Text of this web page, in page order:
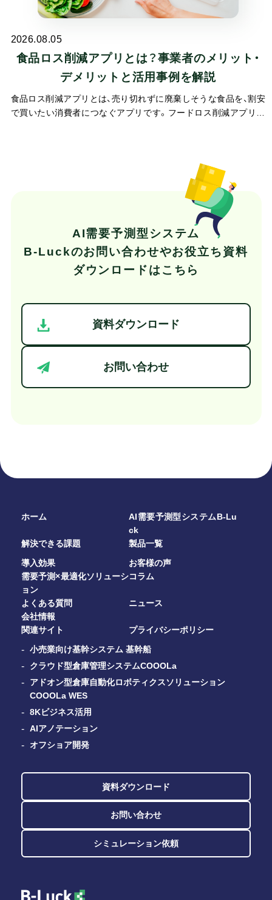
2026.08.05
食品ロス削減アプリとは？事業者のメリット・
デメリットと活用事例を解説
食品ロス削減アプリとは、売り切れずに廃棄しそうな食品を、割安
で買いたい消費者につなぐアプリです。フードロス削減アプリと
AI需要予測型システム
B-Luckのお問い合わせやお役立ち資料
ダウンロードはこちら
資料ダウンロード
お問い合わせ
ホーム
AI需要予測型システムB-Lu
ck
解決できる課題
製品一覧
導入効果
お客様の声
需要予測×最適化ソリューシ
ョン
コラム
よくある質問
ニュース
会社情報
関連サイト
小売業向け基幹システム 基幹船
クラウド型倉庫管理システムCOOOLa
アドオン型倉庫自動化ロボティクスソリューション
COOOLa WES
8Kビジネス活用
AIアノテーション
オフショア開発
プライバシーポリシー
資料ダウンロード
お問い合わせ
シミュレーション依頼